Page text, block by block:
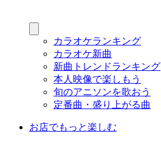
カラオケランキング
カラオケ新曲
新曲トレンドランキング
本人映像で楽しもう
旬のアニソンを歌おう
定番曲・盛り上がる曲
お店でもっと楽しむ